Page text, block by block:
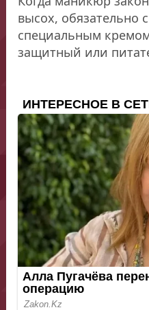
высох, обязательно
специальным
защитный или